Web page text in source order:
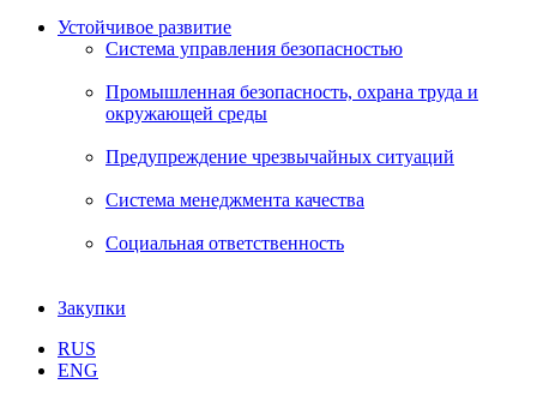
Устойчивое развитие
Система управления безопасностью
Промышленная безопасность, охрана труда и
окружающей среды
Предупреждение чрезвычайных ситуаций
Система менеджмента качества
Социальная ответственность
Закупки
RUS
ENG